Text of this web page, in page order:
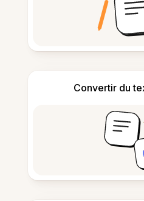
Convertir du